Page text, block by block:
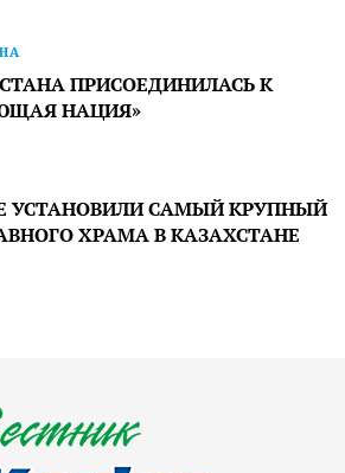
ПРИСОЕДИНИЛАСЬ К
НАЦИЯ»
УСТАНОВИЛИ САМЫЙ КРУПНЫЙ
ХРАМА В КАЗАХСТАНЕ